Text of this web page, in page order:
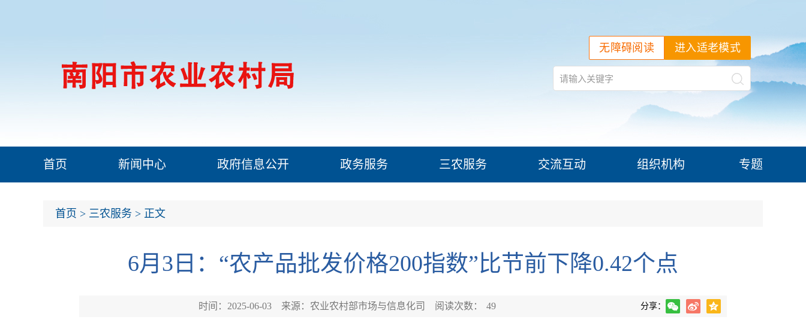
进入适老模式
无障碍阅读
首页 新闻中心 政府信息公开 政务服务 三农服务 交流互动 组织机构 专题
首页 > 三农服务 > 正文
6月3日：“农产品批发价格200指数”比节前下降0.42个点
时间：2025-06-03 来源：农业农村部市场与信息化司 阅读次数： 49 分享：